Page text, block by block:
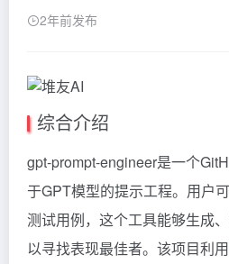
2年前发布
综合介绍
gpt-prompt-engineer是一个
于GPT模型的提示工程。用户
测试用例，这个工具能够生成
以寻找表现最佳者。该项目利